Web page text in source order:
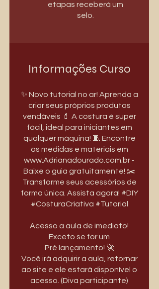
etapas receberá um
selo.
Informações Curso
✨ Novo tutorial no ar! Aprenda a
criar seus próprios produtos
vendáveis 💄 A costura é super
fácil, ideal para iniciantes em
qualquer máquina! 🧵 Encontre
as medidas e materiais em
www.Adrianadourado.com.br -
Baixe o guia gratuitamente! ✂️
Transforme seus acessórios de
forma única. Assista agora! #DIY
#CosturaCriativa #Tutorial
Acesso a aula de imediato!
Exceto se for um
Pré lançamento! 🚀
Você irá adquirir a aula, retornar
ao site e ele estará disponível o
acesso. (Diva participante)